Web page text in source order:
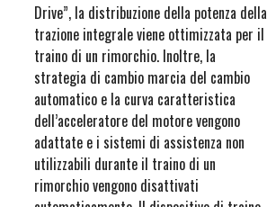
Drive”, la distribuzione della potenza della
trazione integrale viene ottimizzata per il
traino di un rimorchio. Inoltre, la
strategia di cambio marcia del cambio
automatico e la curva caratteristica
dell’acceleratore del motore vengono
adattate e i sistemi di assistenza non
utilizzabili durante il traino di un
rimorchio vengono disattivati